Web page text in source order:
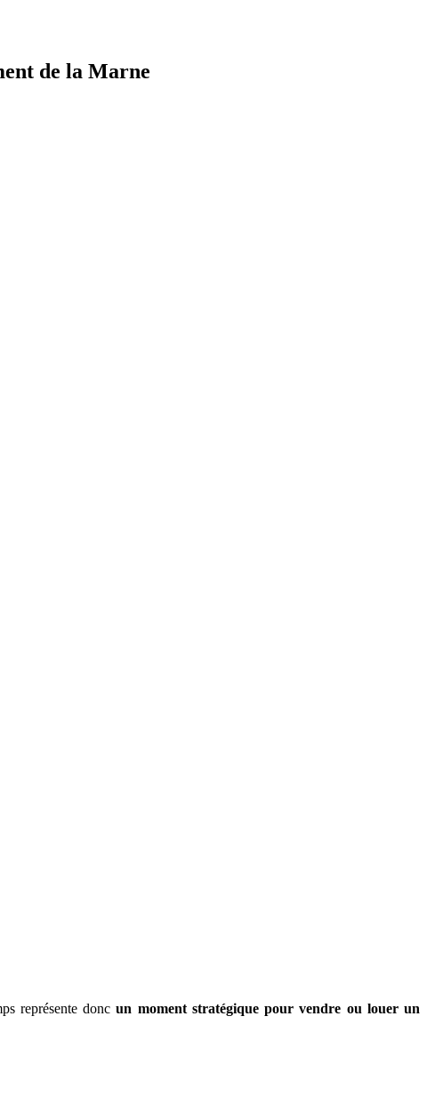
de la Marne
représente doncun moment stratégique pour vendre ou louer un